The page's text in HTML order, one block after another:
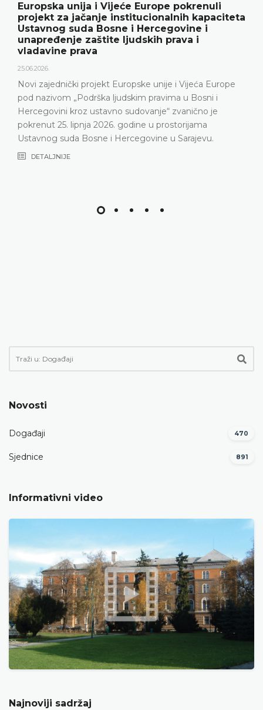
Europska unija i Vijeće Europe pokrenuli
projekt za jačanje institucionalnih kapaciteta
Ustavnog suda Bosne i Hercegovine i
unapređenje zaštite ljudskih prava i
vladavine prava
25.06.2026.
Novi zajednički projekt Europske unije i Vijeća Europe
pod nazivom „Podrška ljudskim pravima u Bosni i
Hercegovini kroz ustavno sudovanje“ zvanično je
pokrenut 25. lipnja 2026. godine u prostorijama
Ustavnog suda Bosne i Hercegovine u Sarajevu.
DETALJNIJE
Novosti
Događaji 470
Sjednice 891
Informativni video
Najnoviji sadržaj